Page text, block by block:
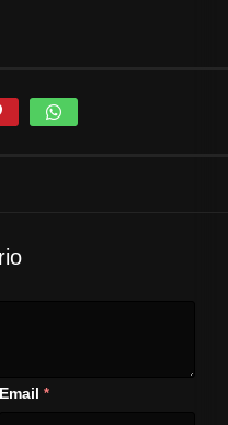
Nós matamos aula e
é meu.
Email *